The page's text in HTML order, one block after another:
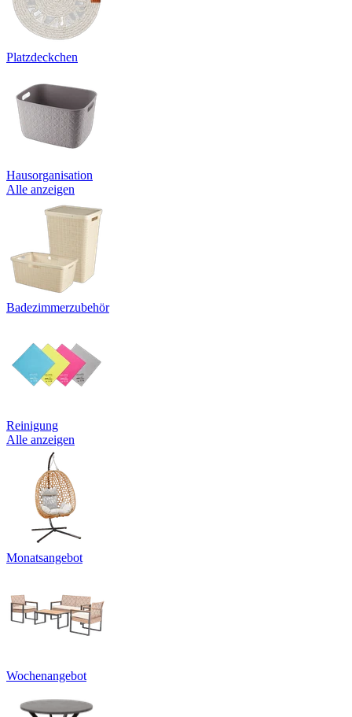
Platzdeckchen
Hausorganisation
Alle anzeigen
Badezimmerzubehör
Reinigung
Alle anzeigen
Monatsangebot
Wochenangebot